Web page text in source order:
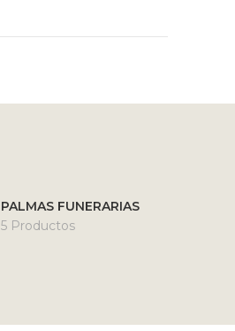
PALMAS FUNERARIAS
5 Productos